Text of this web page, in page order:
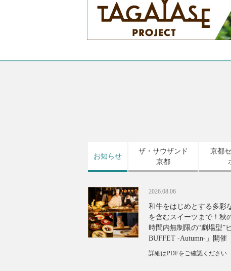
お知らせ
ザ・サウザンド
京都
京都
2026.08.06
和牛をはじめとする多彩
を含むスイーツまで！秋
時間内無制限の“劇場型”
BUFFET -Autumn-」開催
詳細はPDFをご確認ください